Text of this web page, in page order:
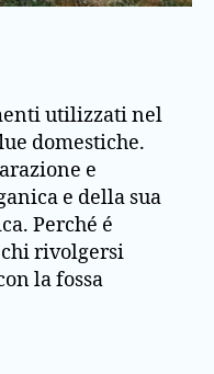
utilizzati nel
domestiche.
e
e della sua
Perché é
rivolgersi
la fossa